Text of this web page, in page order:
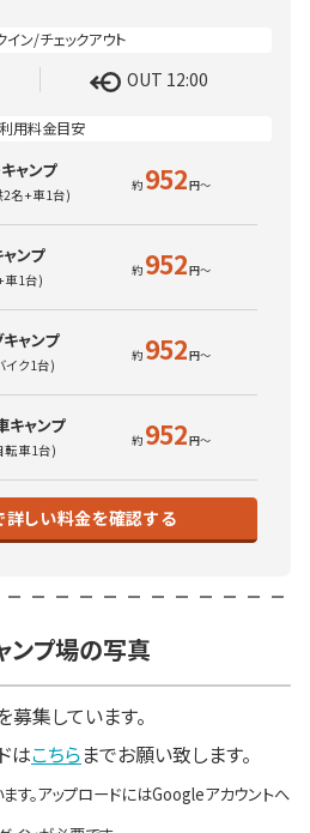
OUT 12:00
ャンプ
名+車1台) 952
ンプ
車1台) 952
ャンプ
イク1台) 952
キャンプ
転車1台) 952
詳しい料金を確認する
ンプ場の写真
募集しています。
はこちらまでお願い致します。
す。アップロードにはGoogleアカウントへ